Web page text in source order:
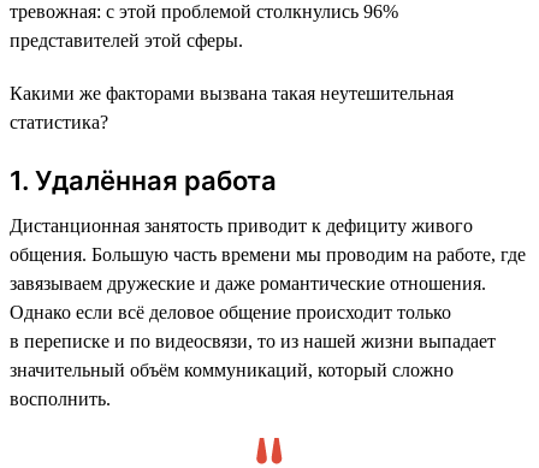
тревожная: с этой проблемой столкнулись 96%
представителей этой сферы.
Какими же факторами вызвана такая неутешительная
статистика?
1. Удалённая работа
Дистанционная занятость приводит к дефициту живого
общения. Большую часть времени мы проводим на работе, где
завязываем дружеские и даже романтические отношения.
Однако если всё деловое общение происходит только
в переписке и по видеосвязи, то из нашей жизни выпадает
значительный объём коммуникаций, который сложно
восполнить.